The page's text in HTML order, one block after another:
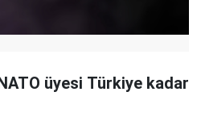
üyesi Türkiye kadar